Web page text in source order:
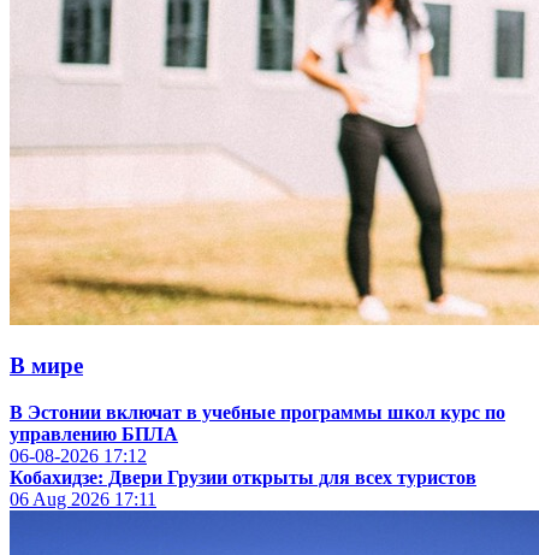
В мире
В Эстонии включат в учебные программы школ курс по
управлению БПЛА
06-08-2026 17:12
Кобахидзе: Двери Грузии открыты для всех туристов
06 Aug 2026 17:11